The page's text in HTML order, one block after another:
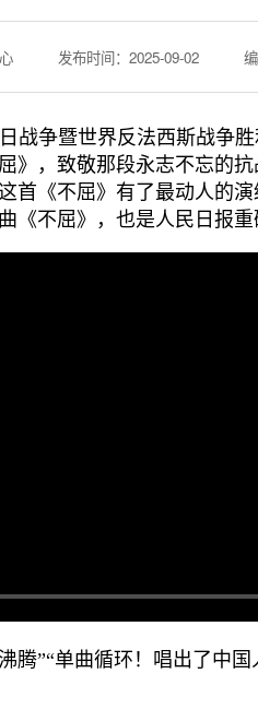
发布时间：2025-09-02
战争暨世界反法西斯战争胜
》，致敬那段永志不忘的
首《不屈》有了最动人的
《不屈》，也是人民日报
腾”“单曲循环！唱出了中国